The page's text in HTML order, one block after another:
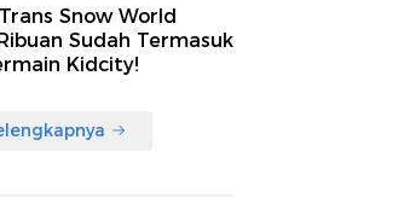
Snow World
Sudah Termasuk
Kidcity!